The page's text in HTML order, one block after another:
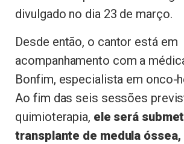
divulgado no dia 23 de março.
Desde então, o cantor está em
acompanhamento com a
Bonfim, especialista em onco-
Ao fim das seis sessões
quimioterapia, ele será
transplante de medula óssea,